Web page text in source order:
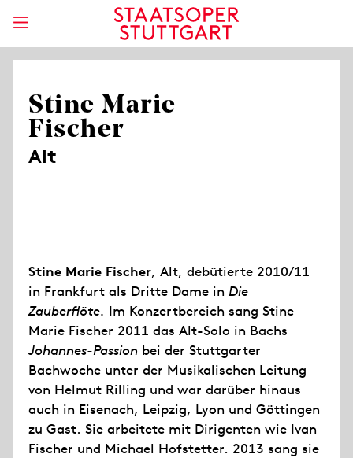
Stine Marie
Fischer
Alt
Stine Marie Fischer, Alt, debütierte 2010/11
in Frankfurt als Dritte Dame in Die
Zauberflöte. Im Konzertbereich sang Stine
Marie Fischer 2011 das Alt-Solo in Bachs
Johannes-Passion bei der Stuttgarter
Bachwoche unter der Musikalischen Leitung
von Helmut Rilling und war darüber hinaus
auch in Eisenach, Leipzig, Lyon und Göttingen
zu Gast. Sie arbeitete mit Dirigenten wie Ivan
Fischer und Michael Hofstetter. 2013 sang sie